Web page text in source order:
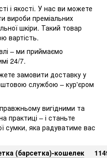
і якості. У нас ви можете
вироби преміальних
шкіри. Такий товар
вартість.
– ми приймаємо
24/7.
замовити доставку у
службою – кур'єром
вигідними та
практиці – і станьте
сумки, яка радуватиме вас
(барсетка)-кошелек